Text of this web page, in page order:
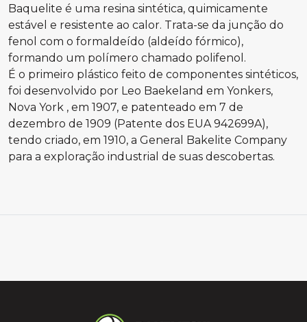
Baquelite é uma resina sintética, quimicamente
estável e resistente ao calor. Trata-se da junção do
fenol com o formaldeído (aldeído fórmico),
formando um polímero chamado polifenol.
É o primeiro plástico feito de componentes sintéticos,
foi desenvolvido por Leo Baekeland em Yonkers,
Nova York , em 1907, e patenteado em 7 de
dezembro de 1909 (Patente dos EUA 942699A),
tendo criado, em 1910, a General Bakelite Company
para a exploração industrial de suas descobertas.